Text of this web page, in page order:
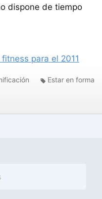
dispone de tiempo
para el 2011
Estar en forma